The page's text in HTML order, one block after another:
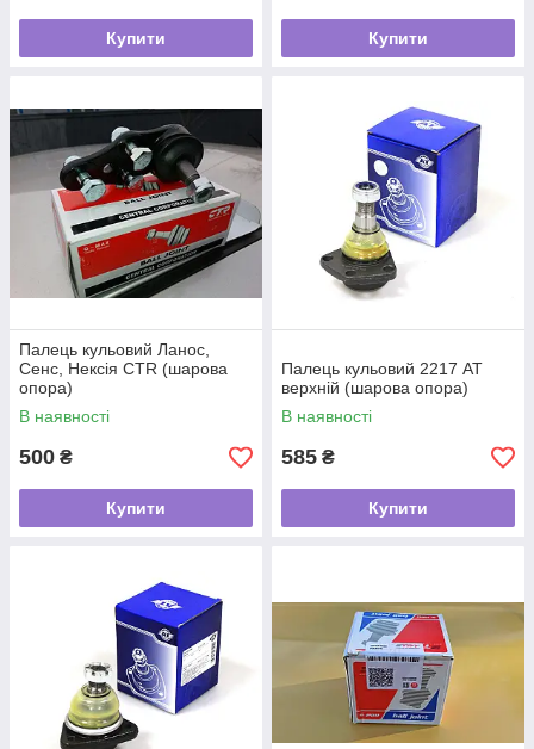
Купити Купити
Палець кульовий Ланос,
Сенс, Нексія CTR (шарова
опора)
В наявності
500 ₴
Купити
Палець кульовий 2217 АТ
верхній (шарова опора)
В наявності
585 ₴
Купити